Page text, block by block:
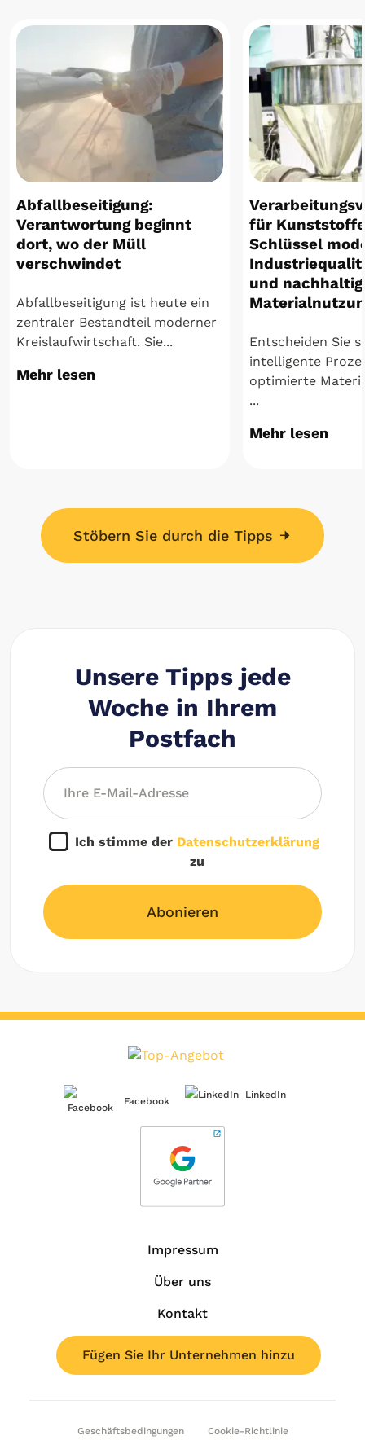
Abfallbeseitigung:
Verantwortung beginnt
dort, wo der Müll
verschwindet
Abfallbeseitigung ist heute ein
zentraler Bestandteil moderner
Kreislaufwirtschaft. Sie...
Mehr lesen
für
Schlüssel
und
Entscheiden Sie
intelligente
optimierte
...
Mehr lesen
Stöbern Sie durch die Tipps
Unsere Tipps jede
Woche in Ihrem
Postfach
Ich stimme der Datenschutzerklärung
zu
Abonieren
Facebook
LinkedIn
Impressum
Über uns
Kontakt
Fügen Sie Ihr Unternehmen hinzu
Geschäftsbedingungen Cookie-Richtlinie